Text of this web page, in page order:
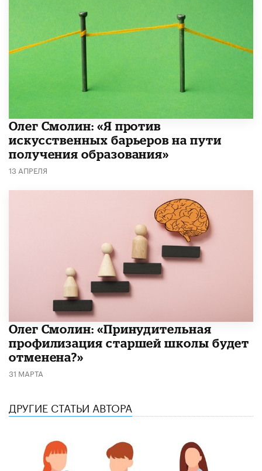
Олег Смолин: «Я против
искусственных барьеров на пути
получения образования»
13 АПРЕЛЯ
​Олег Смолин: «Принудительная
профилизация старшей школы будет
отменена?»
31 МАРТА
ДРУГИЕ СТАТЬИ АВТОРА